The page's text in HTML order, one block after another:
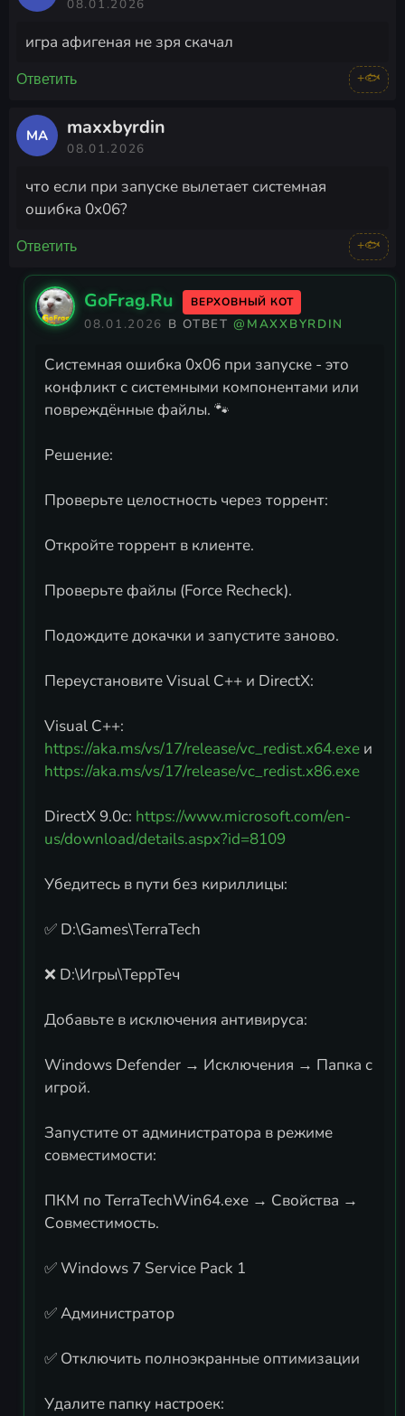
08.01.2026
игра афигеная не зря скачал
Ответить +🐟
MA maxxbyrdin
08.01.2026
что если при запуске вылетает системная
ошибка 0x06?
Ответить +🐟
GoFrag.Ru ВЕРХОВНЫЙ КОТ
08.01.2026 В ОТВЕТ@MAXXBYRDIN
Системная ошибка 0x06 при запуске - это
конфликт с системными компонентами или
повреждённые файлы. 🐾
Решение:
Проверьте целостность через торрент:
Откройте торрент в клиенте.
Проверьте файлы (Force Recheck).
Подождите докачки и запустите заново.
Переустановите Visual C++ и DirectX:
Visual C++:
https://aka.ms/vs/17/release/vc_redist.x64.exe и
https://aka.ms/vs/17/release/vc_redist.x86.exe
DirectX 9.0c: https://www.microsoft.com/en-
us/download/details.aspx?id=8109
Убедитесь в пути без кириллицы:
✅ D:\Games\TerraTech
❌ D:\Игры\ТеррТеч
Добавьте в исключения антивируса:
Windows Defender → Исключения → Папка с
игрой.
Запустите от администратора в режиме
совместимости:
ПКМ по TerraTechWin64.exe → Свойства →
Совместимость.
✅ Windows 7 Service Pack 1
✅ Администратор
✅ Отключить полноэкранные оптимизации
Удалите папку настроек: